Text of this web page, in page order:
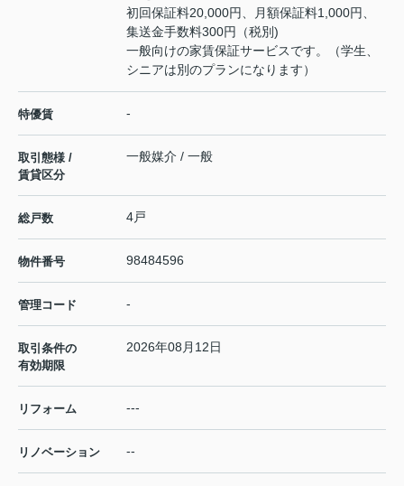
初回保証料20,000円、月額保証料1,000円、
集送金手数料300円（税別)
一般向けの家賃保証サービスです。（学生、
シニアは別のプランになります）
特優賃 -
取引態様 /
賃貸区分
一般媒介 / 一般
総戸数 4戸
物件番号 98484596
管理コード -
取引条件の
有効期限
2026年08月12日
リフォーム ---
リノベーション --